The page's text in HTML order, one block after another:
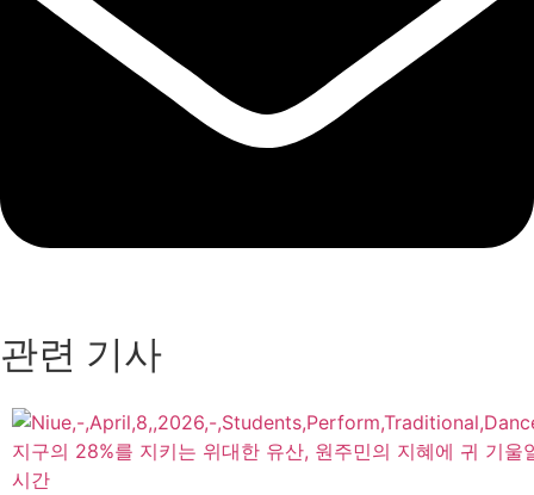
관련 기사
지구의 28%를 지키는 위대한 유산, 원주민의 지혜에 귀 기울
시간